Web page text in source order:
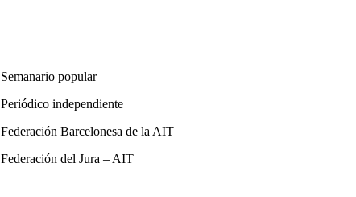
Semanario popular
Periódico independiente
Federación Barcelonesa de la AIT
Federación del Jura – AIT